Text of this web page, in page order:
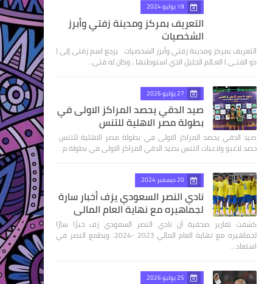
19 يوليو 2024
التعريف بمركز ومدينة زفتي وأبرز
الشخصيات
التعريف بمركز ومدينة زفتي وأبرز الشخصيات يرجع اسم زفتى إلى (
ذو الفتـى ) العـالم الجليل الذي استوطنها ، وكان له فتى…
27 يوليو 2026
صيد الدقي يحصد المراكز الاولى في
بطولة مصر الاهلية للتنس
صيد الدقي يحصد المراكز الاولى في بطولة مصر الاهلية للتنس
حصد لاعبو ولاعبات التنس بصيد الدقي المراكز الاولى في بطولة م…
20 ديسمبر 2024
نادي النصر السعودي يزف أخبار سارة
لجماهيره مع نهاية العام المالي
كشفت تقارير صحفية أن نادي النصر السعودي زف خبرًا سارًا
لجماهيره مع نهاية العام المالي 2023 -2024. ويطمع النصر في
استعاد…
25 يوليو 2026